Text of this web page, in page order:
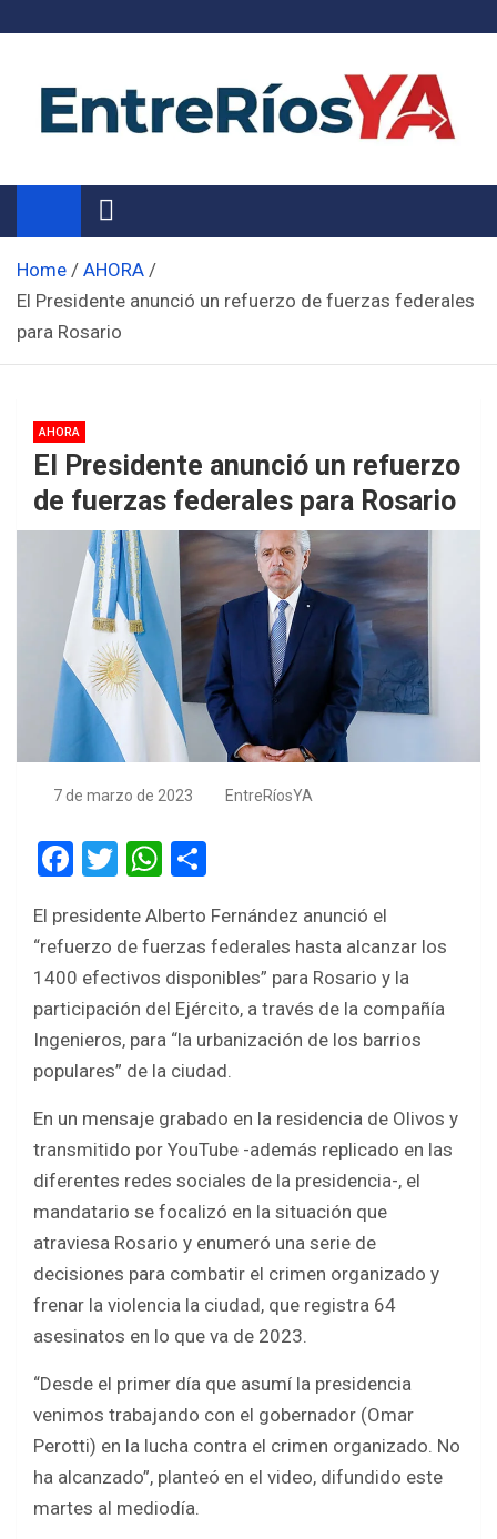
Noticias de Entre Ríos
Información de toda la provincia ahora
Home
AHORA
El Presidente anunció un refuerzo de fuerzas federales
para Rosario
AHORA
El Presidente anunció un refuerzo
de fuerzas federales para Rosario
7 de marzo de 2023 EntreRíosYA
F
ce
b
o
o
k
T
tt
er
W
at
s
A
p
p
ar
e
El presidente Alberto Fernández anunció el
“refuerzo de fuerzas federales hasta alcanzar los
1400 efectivos disponibles” para Rosario y la
participación del Ejército, a través de la compañía
Ingenieros, para “la urbanización de los barrios
populares” de la ciudad.
En un mensaje grabado en la residencia de Olivos y
transmitido por YouTube -además replicado en las
diferentes redes sociales de la presidencia-, el
mandatario se focalizó en la situación que
atraviesa Rosario y enumeró una serie de
decisiones para combatir el crimen organizado y
frenar la violencia la ciudad, que registra 64
asesinatos en lo que va de 2023.
“Desde el primer día que asumí la presidencia
venimos trabajando con el gobernador (Omar
Perotti) en la lucha contra el crimen organizado. No
ha alcanzado”, planteó en el video, difundido este
martes al mediodía.